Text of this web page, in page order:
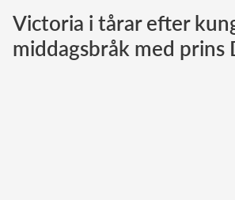
Norska kungahuset
Danska kungahuset
Victoria i tårar efter
middagsbråk med prins